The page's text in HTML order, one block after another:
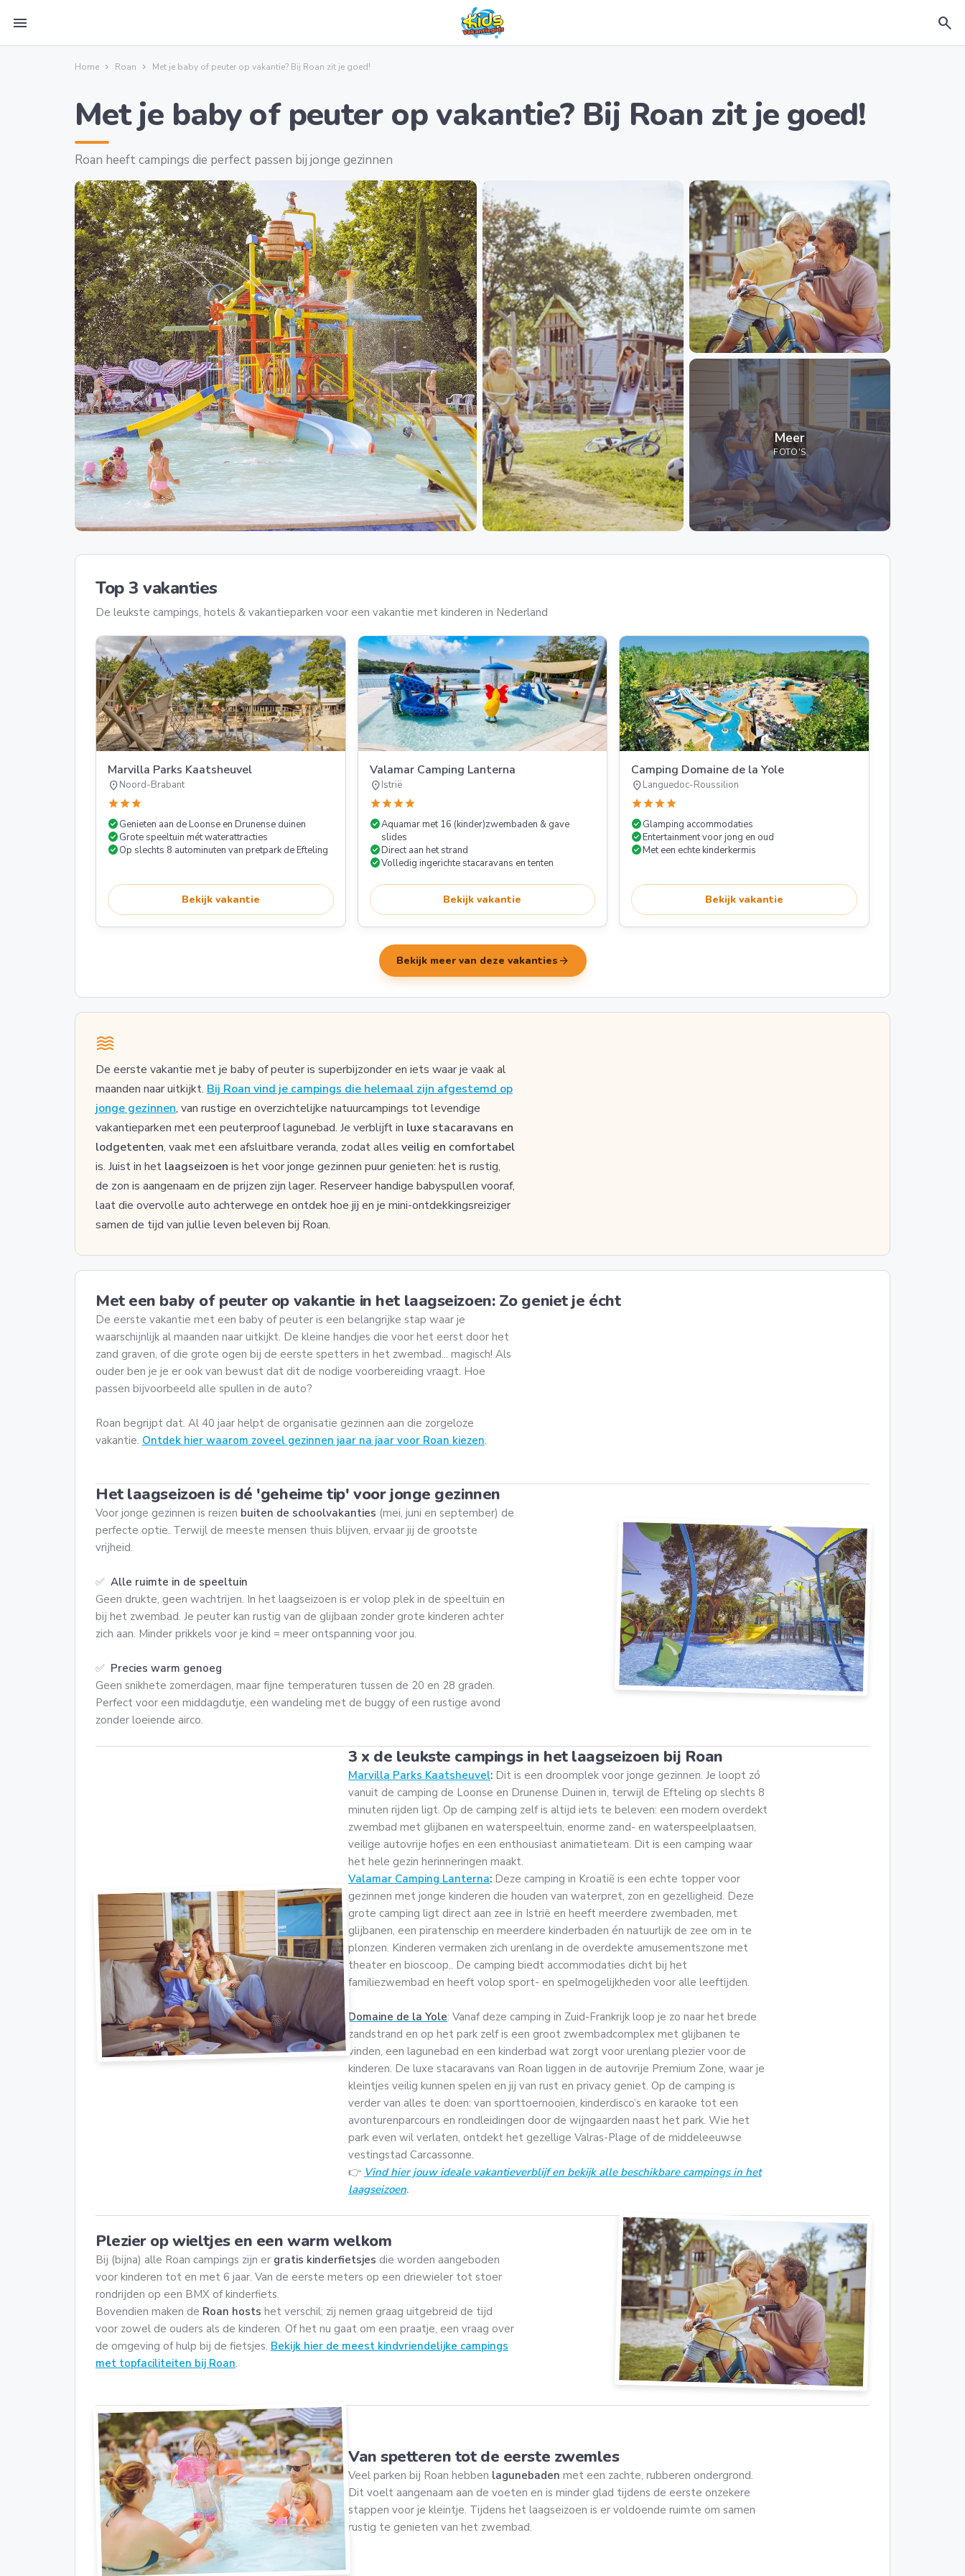
menu search
Home Roan Met je baby of peuter op vakantie? Bij Roan zit je goed!
Met je baby of peuter op vakantie? Bij Roan zit je goed!
Roan heeft campings die perfect passen bij jonge gezinnen
Meer
FOTO'S
Top 3 vakanties
De leukste campings, hotels & vakantieparken voor een vakantie met kinderen in Nederland
Marvilla Parks Kaatsheuvel
location_onNoord-Brabant
starstarstar
check_circleGenieten aan de Loonse en Drunense duinen
check_circleGrote speeltuin mét waterattracties
check_circleOp slechts 8 autominuten van pretpark de Efteling
Bekijk vakantie
Valamar Camping Lanterna
location_onIstrië
starstarstarstar
check_circleAquamar met 16 (kinder)zwembaden & gave
slides
check_circleDirect aan het strand
check_circleVolledig ingerichte stacaravans en tenten
Bekijk vakantie
Camping Domaine de la Yole
location_onLanguedoc-Roussilion
starstarstarstar
check_circleGlamping accommodaties
check_circleEntertainment voor jong en oud
check_circleMet een echte kinderkermis
Bekijk vakantie
Bekijk meer van deze vakanties arrow_forward
De eerste vakantie met je baby of peuter is superbijzonder en iets waar je vaak al
maanden naar uitkijkt. Bij Roan vind je campings die helemaal zijn afgestemd op
jonge gezinnen, van rustige en overzichtelijke natuurcampings tot levendige
vakantieparken met een peuterproof lagunebad. Je verblijft in luxe stacaravans en
lodgetenten, vaak met een afsluitbare veranda, zodat alles veilig en comfortabel
is. Juist in het laagseizoen is het voor jonge gezinnen puur genieten: het is rustig,
de zon is aangenaam en de prijzen zijn lager. Reserveer handige babyspullen vooraf,
laat die overvolle auto achterwege en ontdek hoe jij en je mini-ontdekkingsreiziger
samen de tijd van jullie leven beleven bij Roan.
Met een baby of peuter op vakantie in het laagseizoen: Zo geniet je écht
De eerste vakantie met een baby of peuter is een belangrijke stap waar je
waarschijnlijk al maanden naar uitkijkt. De kleine handjes die voor het eerst door het
zand graven, of die grote ogen bij de eerste spetters in het zwembad... magisch! Als
ouder ben je je er ook van bewust dat dit de nodige voorbereiding vraagt. Hoe
passen bijvoorbeeld alle spullen in de auto?
Roan begrijpt dat. Al 40 jaar helpt de organisatie gezinnen aan die zorgeloze
vakantie. Ontdek hier waarom zoveel gezinnen jaar na jaar voor Roan kiezen.
Het laagseizoen is dé 'geheime tip' voor jonge gezinnen
Voor jonge gezinnen is reizen buiten de schoolvakanties (mei, juni en september) de
perfecte optie. Terwijl de meeste mensen thuis blijven, ervaar jij de grootste
vrijheid.
✅ Alle ruimte in de speeltuin
Geen drukte, geen wachtrijen. In het laagseizoen is er volop plek in de speeltuin en
bij het zwembad. Je peuter kan rustig van de glijbaan zonder grote kinderen achter
zich aan. Minder prikkels voor je kind = meer ontspanning voor jou.
✅ Precies warm genoeg
Geen snikhete zomerdagen, maar fijne temperaturen tussen de 20 en 28 graden.
Perfect voor een middagdutje, een wandeling met de buggy of een rustige avond
zonder loeiende airco.
3 x de leukste campings in het laagseizoen bij Roan
Marvilla Parks Kaatsheuvel: Dit is een droomplek voor jonge gezinnen. Je loopt zó
vanuit de camping de Loonse en Drunense Duinen in, terwijl de Efteling op slechts 8
minuten rijden ligt. Op de camping zelf is altijd iets te beleven: een modern overdekt
zwembad met glijbanen en waterspeeltuin, enorme zand- en waterspeelplaatsen,
veilige autovrije hofjes en een enthousiast animatieteam. Dit is een camping waar
het hele gezin herinneringen maakt.
Valamar Camping Lanterna: Deze camping in Kroatiẽ is een echte topper voor
gezinnen met jonge kinderen die houden van waterpret, zon en gezelligheid. Deze
grote camping ligt direct aan zee in Istrië en heeft meerdere zwembaden, met
glijbanen, een piratenschip en meerdere kinderbaden én natuurlijk de zee om in te
plonzen. Kinderen vermaken zich urenlang in de overdekte amusementszone met
theater en bioscoop.. De camping biedt accommodaties dicht bij het
familiezwembad en heeft volop sport- en spelmogelijkheden voor alle leeftijden.
Domaine de la Yole: Vanaf deze camping in Zuid-Frankrijk loop je zo naar het brede
zandstrand en op het park zelf is een groot zwembadcomplex met glijbanen te
vinden, een lagunebad en een kinderbad wat zorgt voor urenlang plezier voor de
kinderen. De luxe stacaravans van Roan liggen in de autovrije Premium Zone, waar je
kleintjes veilig kunnen spelen en jij van rust en privacy geniet. Op de camping is
verder van alles te doen: van sporttoernooien, kinderdisco’s en karaoke tot een
avonturenparcours en rondleidingen door de wijngaarden naast het park. Wie het
park even wil verlaten, ontdekt het gezellige Valras-Plage of de middeleeuwse
vestingstad Carcassonne.
👉 Vind hier jouw ideale vakantieverblijf en bekijk alle beschikbare campings in het
laagseizoen.
Plezier op wieltjes en een warm welkom
Bij (bijna) alle Roan campings zijn er gratis kinderfietsjes die worden aangeboden
voor kinderen tot en met 6 jaar. Van de eerste meters op een driewieler tot stoer
rondrijden op een BMX of kinderfiets.
Bovendien maken de Roan hosts het verschil; zij nemen graag uitgebreid de tijd
voor zowel de ouders als de kinderen. Of het nu gaat om een praatje, een vraag over
de omgeving of hulp bij de fietsjes. Bekijk hier de meest kindvriendelijke campings
met topfaciliteiten bij Roan.
Van spetteren tot de eerste zwemles
Veel parken bij Roan hebben lagunebaden met een zachte, rubberen ondergrond.
Dit voelt aangenaam aan de voeten en is minder glad tijdens de eerste onzekere
stappen voor je kleintje. Tijdens het laagseizoen is er voldoende ruimte om samen
rustig te genieten van het zwembad.